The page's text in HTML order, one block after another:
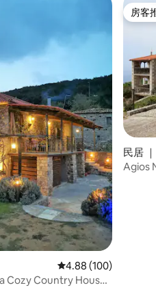
120 条评价平均评分 4.88 分（满
4.88 (100)
Cozy Country House
房客
房客
民居
Agios